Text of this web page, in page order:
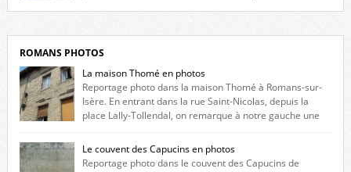
ROMANS PHOTOS
La maison Thomé en photos
Reportage photo dans la maison Thomé à Romans-sur-
Isère. En entrant dans la rue Saint-Nicolas, depuis la
place Lally-Tollendal, on remarque à notre gauche une
maison construite au XVIè siècle. Les deux façades sont ornées de
fenêtres jumelles à meneaux. Entre ces deux étages, on peut voir une
niche qui contient une statue de la Vierge. […]
Le couvent des Capucins en photos
Reportage photo dans le couvent des Capucins de